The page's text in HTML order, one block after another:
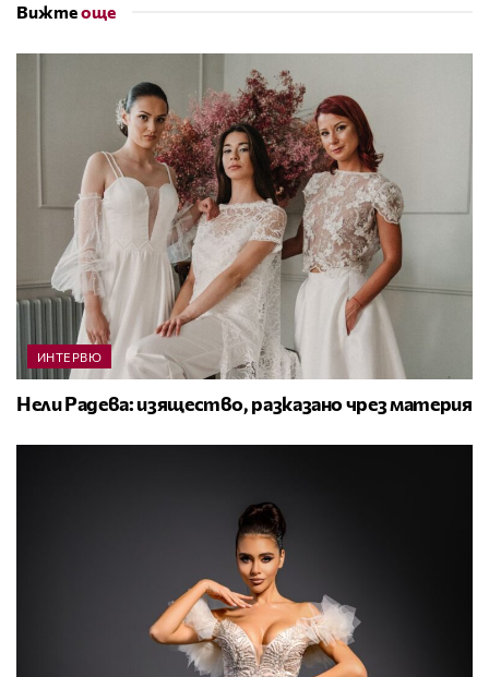
Вижтеоще
ИНТЕРВЮ
Нели Радева: изящество, разказано чрез материя